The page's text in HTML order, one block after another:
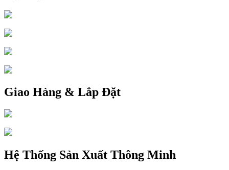
Giao Hàng & Lắp Đặt
Hệ Thống Sản Xuất Thông Minh